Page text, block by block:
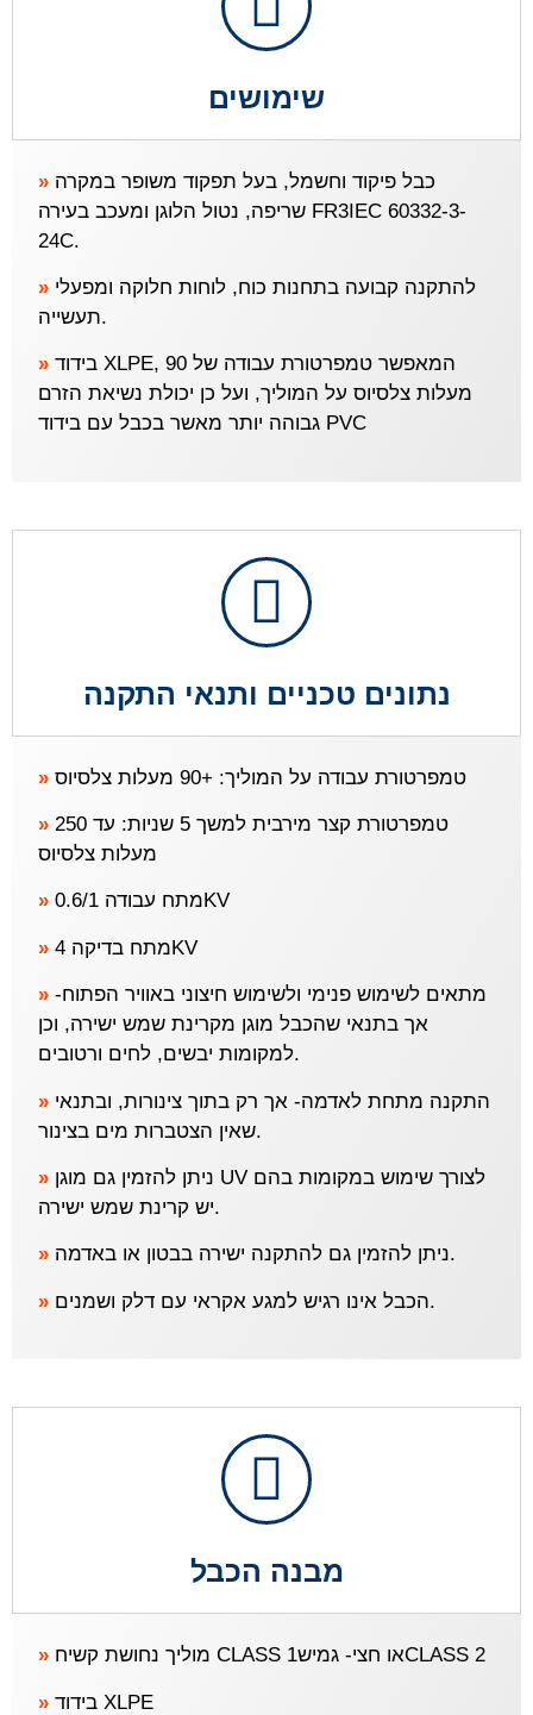
שימושים
»
שריפה, נטול הלוגן ומעכב בעירה FR3IEC 60332-3-
24C.
»
תעשייה.
»
מעלות צלסיוס על המוליך, ועל כן יכולת נשיאת הזרם
גבוהה יותר מאשר בכבל עם בידוד PVC
נתונים טכניים ותנאי התקנה
» טמפרטורת עבודה על המוליך: +90 מעלות צלסיוס
»
מעלות צלסיוס
» מתח עבודה 0.6/1KV
» מתח בדיקה 4KV
»
אך בתנאי שהכבל מוגן מקרינת שמש ישירה, וכן
למקומות יבשים, לחים ורטובים.
»
שאין הצטברות מים בצינור.
»
יש קרינת שמש ישירה.
» ניתן להזמין גם להתקנה ישירה בבטון או באדמה.
» הכבל אינו רגיש למגע אקראי עם דלק ושמנים.
מבנה הכבל
» מוליך נחושת קשיח CLASS 1או חצי- גמישCLASS 2
» בידוד XLPE